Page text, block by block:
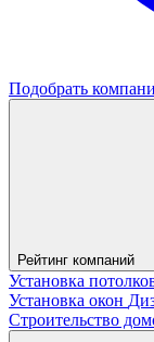
Подобрать
Рейтинг компаний
Установка
Установка окон
Строительство